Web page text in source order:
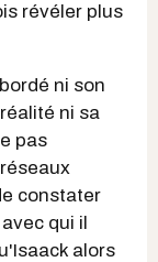
révéler plus
ni son
ni sa
pas
constater
qui il
alors